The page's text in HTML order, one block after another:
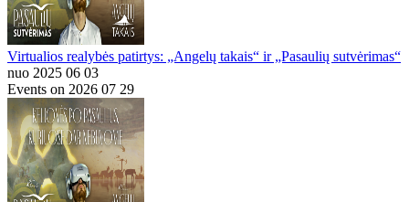
Virtualios realybės patirtys: „Angelų takais“ ir „Pasaulių sutvėrimas“
nuo 2025 06 03
Events on 2026 07 29